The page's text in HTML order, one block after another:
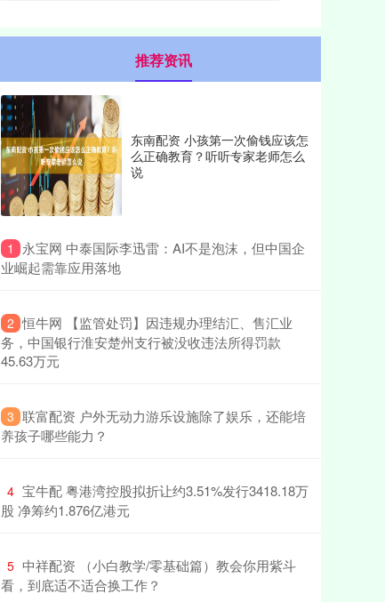
推荐资讯
东南配资 小孩第一次偷钱应该怎
么正确教育？听听专家老师怎么
说
1
​永宝网 中泰国际李迅雷：AI不是泡沫，但中国企
业崛起需靠应用落地
2 ​恒牛网 【监管处罚】因违规办理结汇、售汇业
务，中国银行淮安楚州支行被没收违法所得罚款
45.63万元
3 ​联富配资 户外无动力游乐设施除了娱乐，还能培
养孩子哪些能力？
4 ​宝牛配 粤港湾控股拟折让约3.51%发行3418.18万
股 净筹约1.876亿港元
5 ​中祥配资 （小白教学/零基础篇）教会你用紫斗
看，到底适不适合换工作？